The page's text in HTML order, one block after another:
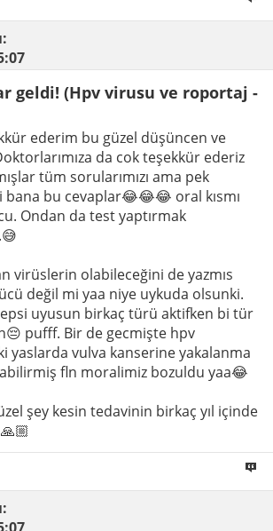
geldi! (Hpv virusu ve roportaj -
ederim bu güzel düşüncen ve
da cok teşekkür ederiz
tüm sorularımızı ama pek
bu cevaplar😂😂😂 oral kısmı
Ondan da test yaptırmak
virüslerin olabileceğini de yazmıs
değil mi yaa niye uykuda olsunki.
uyusun birkaç türü aktifken bi tür
pufff. Bir de gecmişte hpv
yaslarda vulva kanserine yakalanma
fln moralimiz bozuldu yaa😂
şey kesin tedavinin birkaç yıl içinde